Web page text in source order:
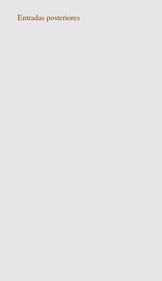
Entradas posteriores